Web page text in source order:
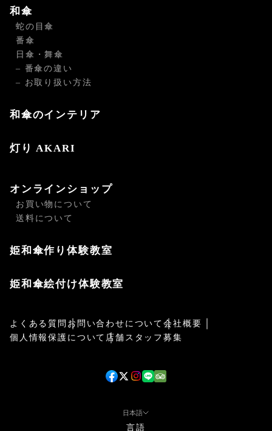
和傘
蛇の目傘
番傘
日傘・舞傘
– 番傘の違い
– お取り扱い方法
和傘のインテリア
灯り AKARI
オンラインショップ
お買い物について
送料について
姫和傘作り体験教室
姫和傘絵付け体験教室
よくある質問 お問い合わせについて会社概要
個人情報保護について 店舗スタッフ募集
日本語
言語